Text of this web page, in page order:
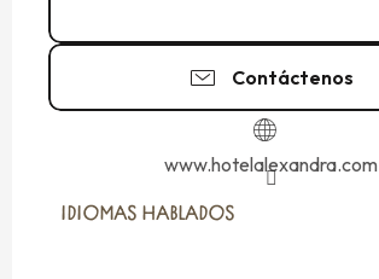
Contáctenos
www.hotelalexandra.com
IDIOMAS HABLADOS
IDIOMAS HABLADOS